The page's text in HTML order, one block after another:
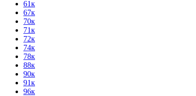
61к
67к
70к
71к
72к
74к
78к
88к
90к
91к
96к